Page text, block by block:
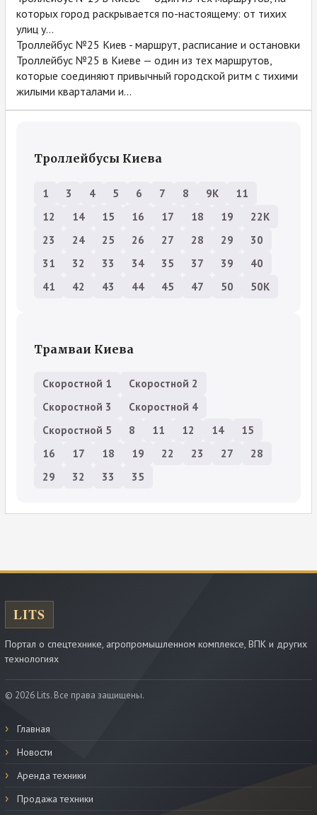
которых город раскрывается по-настоящему: от тихих
улиц у...
Троллейбус №25 Киев - маршрут, расписание и остановки
Троллейбус №25 в Киеве — один из тех маршрутов,
которые соединяют привычный городской ритм с тихими
жилыми кварталами и...
Троллейбусы Киева
1 3 4 5 6 7 8 9К
11
12
14 15 16 17 18 19
22К
23
24 25 26 27 28 29
30
31
32 33 34 35 37 39
40
41
42 43 44 45 47 50 50К
Трамваи Киева
Скоростной 1
Скоростной 2
Скоростной 3
Скоростной 4
Скоростной 5
8 11 12 14
15
16
17 18 19 22 23 27
28
29
32 33 35
Портал о спецтехнике, агропромышленном комплексе, ВПК и других
технологиях
© 2026 Lits. Все права защищены.
Главная
Новости
Аренда техники
Продажа техники